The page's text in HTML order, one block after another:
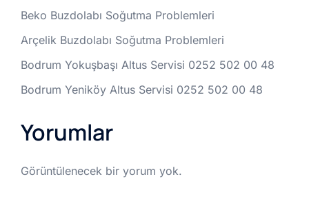
Beko Buzdolabı Soğutma Problemleri
Arçelik Buzdolabı Soğutma Problemleri
Bodrum Yokuşbaşı Altus Servisi 0252 502 00 48
Bodrum Yeniköy Altus Servisi 0252 502 00 48
Yorumlar
Görüntülenecek bir yorum yok.